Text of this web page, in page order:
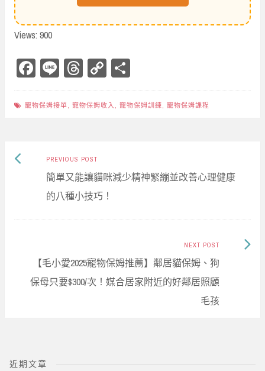
Views: 900
Fa
ce
bo
Li
ne
Th
re
ad
Co
py
Li
ar
e
寵物保姆接單 寵物保姆收入 寵物保姆訓練 寵物保姆課程
Post
navigation
PREVIOUS POSTPrevious
post:
簡單又能讓貓咪減少精神緊繃並改善心理健康
的八種小技巧！
NEXT POST
【毛小愛2025寵物保姆推薦】鄰居貓保姆、狗
保母只要$300/次！媒合居家附近的好鄰居照顧
毛孩
Next
近期文章